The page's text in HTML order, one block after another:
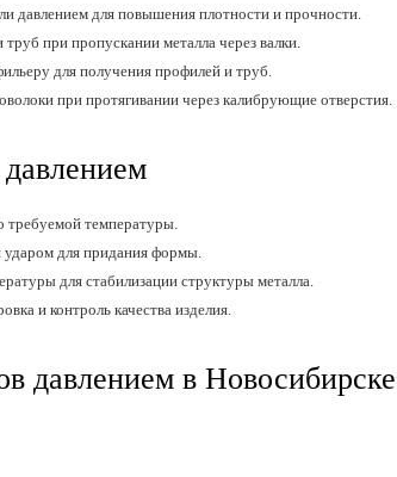
давлением для повышения плотности и прочности.
при пропускании металла через валки.
для получения профилей и труб.
при протягивании через калибрующие отверстия.
требуемой температуры.
ударом для придания формы.
для стабилизации структуры металла.
и контроль качества изделия.
давлением в Новосибирске